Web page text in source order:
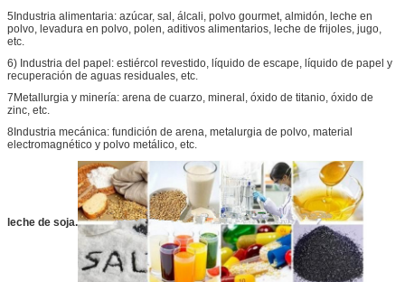
5Industria alimentaria: azúcar, sal, álcali, polvo gourmet, almidón, leche en
polvo, levadura en polvo, polen, aditivos alimentarios, leche de frijoles, jugo,
etc.
6) Industria del papel: estiércol revestido, líquido de escape, líquido de papel y
recuperación de aguas residuales, etc.
7Metallurgia y minería: arena de cuarzo, mineral, óxido de titanio, óxido de
zinc, etc.
8Industria mecánica: fundición de arena, metalurgia de polvo, material
electromagnético y polvo metálico, etc.
leche de soja.